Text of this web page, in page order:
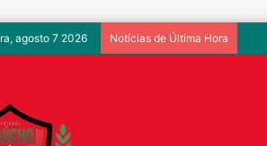
agosto 7 2026 Notícias de Última Hora